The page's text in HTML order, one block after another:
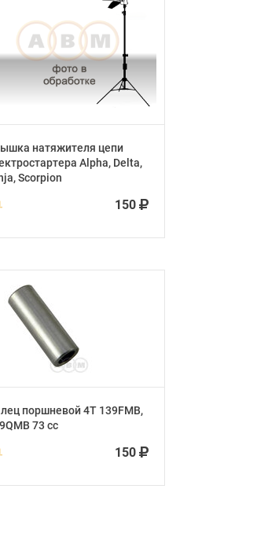
натяжителя цепи
Alpha, Delta,
Scorpion
150
поршневой 4Т 139FMB,
73 сс
150